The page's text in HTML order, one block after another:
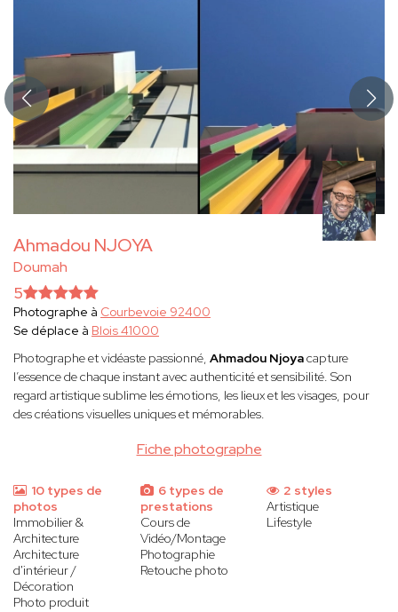
Ahmadou NJOYA
Doumah
Fiche photographe
5
Photographe à Courbevoie 92400
Se déplace à Blois 41000
Photographe et vidéaste passionné, Ahmadou Njoyacapture
l’essence de chaque instant avec authenticité et sensibilité. Son
regard artistique sublime les émotions, les lieux et les visages, pour
des créations visuelles uniques et mémorables.
10 types de
photos
Immobilier &
Architecture
Architecture
d'intérieur /
Décoration
Photo produit
6 types de
prestations
Cours de
Vidéo/Montage
Photographie
Retouche photo
2 styles
Artistique
Lifestyle